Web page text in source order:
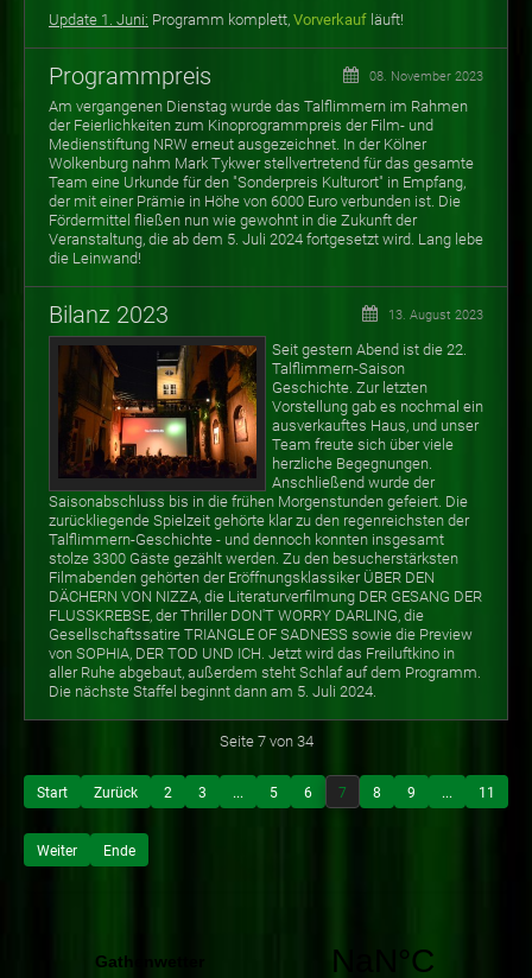
Update 1. Juni: Programm komplett, Vorverkauf läuft!
Programmpreis 08. November 2023
Am vergangenen Dienstag wurde das Talflimmern im Rahmen
der Feierlichkeiten zum Kinoprogrammpreis der Film- und
Medienstiftung NRW erneut ausgezeichnet. In der Kölner
Wolkenburg nahm Mark Tykwer stellvertretend für das gesamte
Team eine Urkunde für den "Sonderpreis Kulturort" in Empfang,
der mit einer Prämie in Höhe von 6000 Euro verbunden ist. Die
Fördermittel fließen nun wie gewohnt in die Zukunft der
Veranstaltung, die ab dem 5. Juli 2024 fortgesetzt wird. Lang lebe
die Leinwand!
Bilanz 2023 13. August 2023
Seit gestern Abend ist die 22.
Talflimmern-Saison
Geschichte. Zur letzten
Vorstellung gab es nochmal ein
ausverkauftes Haus, und unser
Team freute sich über viele
herzliche Begegnungen.
Anschließend wurde der
Saisonabschluss bis in die frühen Morgenstunden gefeiert. Die
zurückliegende Spielzeit gehörte klar zu den regenreichsten der
Talflimmern-Geschichte - und dennoch konnten insgesamt
stolze 3300 Gäste gezählt werden. Zu den besucherstärksten
Filmabenden gehörten der Eröffnungsklassiker ÜBER DEN
DÄCHERN VON NIZZA, die Literaturverfilmung DER GESANG DER
FLUSSKREBSE, der Thriller DON'T WORRY DARLING, die
Gesellschaftssatire TRIANGLE OF SADNESS sowie die Preview
von SOPHIA, DER TOD UND ICH. Jetzt wird das Freiluftkino in
aller Ruhe abgebaut, außerdem steht Schlaf auf dem Programm.
Die nächste Staffel beginnt dann am 5. Juli 2024.
Seite 7 von 34
Start Zurück 2 3 ... 5 6 7 8 9 ... 11
Weiter Ende